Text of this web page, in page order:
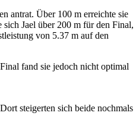
antrat. Über 100 m erreichte sie
Jael über 200 m für den Final,
von 5.37 m auf den
fand sie jedoch nicht optimal
steigerten sich beide nochmals